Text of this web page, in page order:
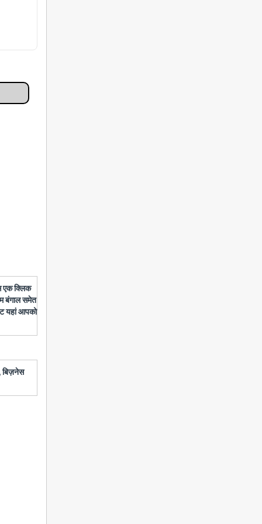
एक क्लिक
बंगाल समेत
यहां आपको
बिज़नेस